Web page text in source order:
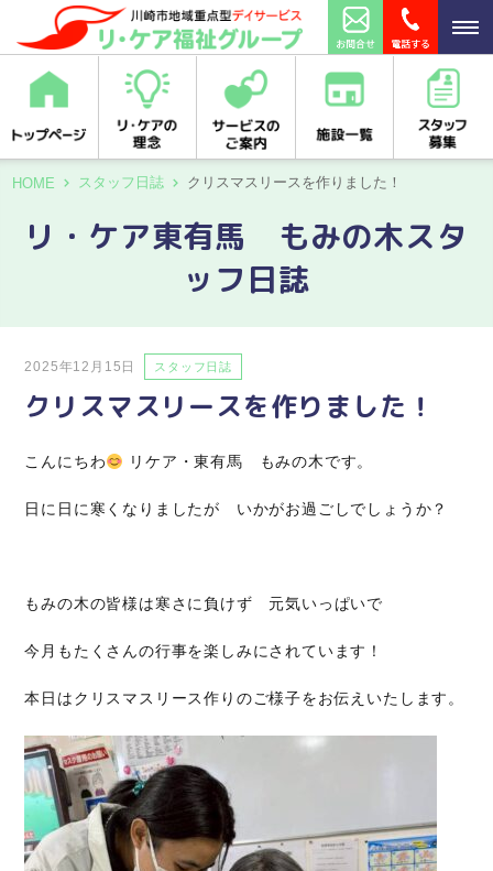
HOME スタッフ日誌 クリスマスリースを作りました！
リ・ケア東有馬 もみの木スタ
ッフ日誌
2025年12月15日 スタッフ日誌
クリスマスリースを作りました！
こんにちわ リケア・東有馬 もみの木です。
日に日に寒くなりましたが いかがお過ごしでしょうか？
もみの木の皆様は寒さに負けず 元気いっぱいで
今月もたくさんの行事を楽しみにされています！
本日はクリスマスリース作りのご様子をお伝えいたします。